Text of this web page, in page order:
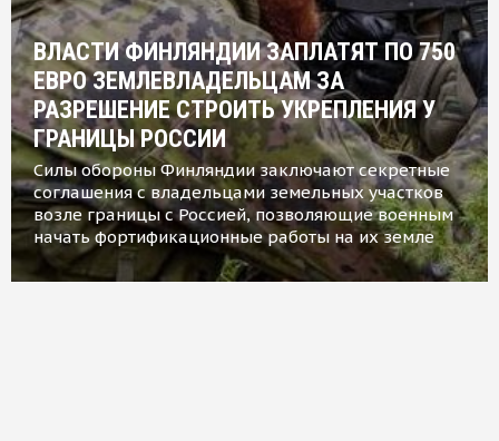
ВЛАСТИ ФИНЛЯНДИИ ЗАПЛАТЯТ ПО 750
ЕВРО ЗЕМЛЕВЛАДЕЛЬЦАМ ЗА
РАЗРЕШЕНИЕ СТРОИТЬ УКРЕПЛЕНИЯ У
ГРАНИЦЫ РОССИИ
Силы обороны Финляндии заключают секретные
соглашения с владельцами земельных участков
возле границы с Россией, позволяющие военным
начать фортификационные работы на их земле